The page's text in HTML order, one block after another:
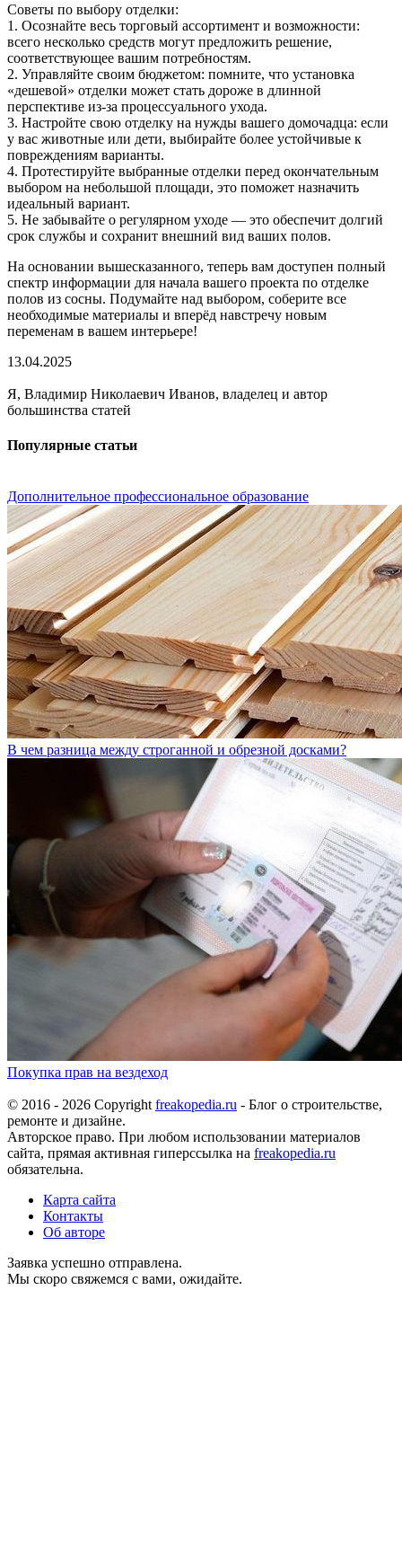
Советы по выбору отделки:
1. Осознайте весь торговый ассортимент и возможности:
всего несколько средств могут предложить решение,
соответствующее вашим потребностям.
2. Управляйте своим бюджетом: помните, что установка
«дешевой» отделки может стать дороже в длинной
перспективе из-за процессуального ухода.
3. Настройте свою отделку на нужды вашего домочадца: если
у вас животные или дети, выбирайте более устойчивые к
повреждениям варианты.
4. Протестируйте выбранные отделки перед окончательным
выбором на небольшой площади, это поможет назначить
идеальный вариант.
5. Не забывайте о регулярном уходе — это обеспечит долгий
срок службы и сохранит внешний вид ваших полов.
На основании вышесказанного, теперь вам доступен полный
спектр информации для начала вашего проекта по отделке
полов из сосны. Подумайте над выбором, соберите все
необходимые материалы и вперёд навстречу новым
переменам в вашем интерьере!
13.04.2025
Я, Владимир Николаевич Иванов, владелец и автор
большинства статей
Популярные статьи
Дополнительное профессиональное образование
В чем разница между строганной и обрезной досками?
Покупка прав на вездеход
© 2016 - 2026 Copyrightfreakopedia.ru - Блог о строительстве,
ремонте и дизайне.
Авторское право. При любом использовании материалов
сайта, прямая активная гиперссылка на freakopedia.ru
обязательна.
Карта сайта
Контакты
Об авторе
Заявка успешно отправлена.
Мы скоро свяжемся с вами, ожидайте.